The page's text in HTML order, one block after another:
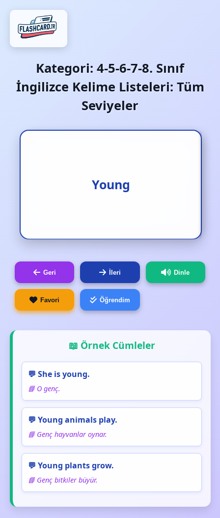
Kategori: 4-5-6-7-8. Sınıf
İngilizce Kelime Listeleri: Tüm
Seviyeler
Young
Genç
Geri İleri Dinle
Favori Öğrendim
📖 Örnek Cümleler
💬 She is young.
📘 O genç.
💬 Young animals play.
📘 Genç hayvanlar oynar.
💬 Young plants grow.
📘 Genç bitkiler büyür.